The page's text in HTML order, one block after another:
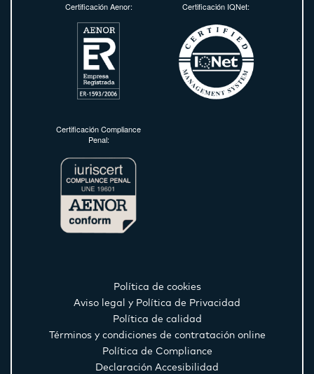
Certificación Aenor: Certificación IQNet:
Certificación Compliance
Penal:
Política de cookies
Aviso legal y Política de Privacidad
Política de calidad
Términos y condiciones de contratación online
Política de Compliance
Declaración Accesibilidad